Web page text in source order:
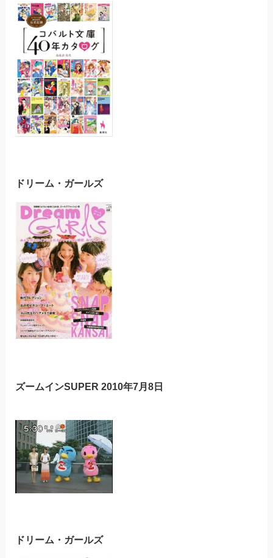
ドリーム・ガールズ
ズームインSUPER 2010年7月8日
ドリーム・ガールズ